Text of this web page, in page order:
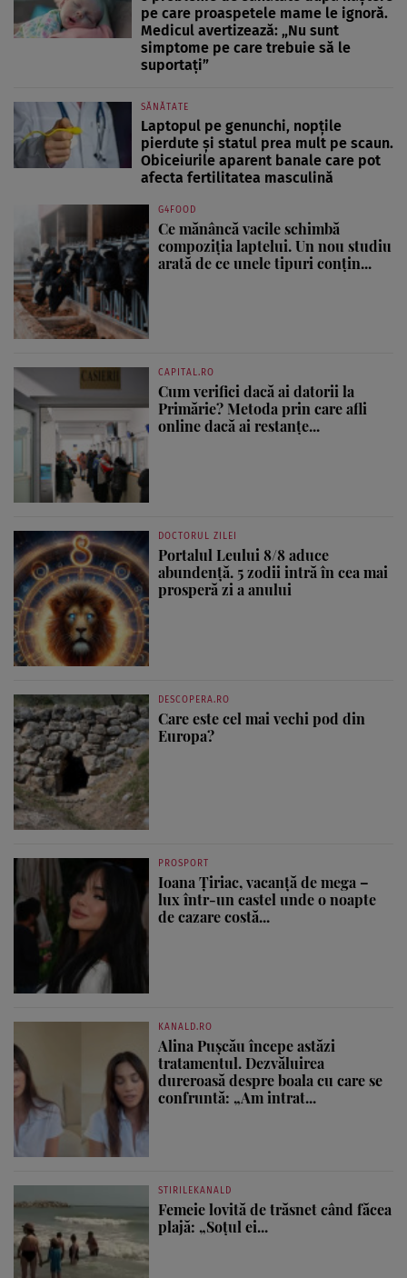
pe care proaspetele mame le ignoră.
Medicul avertizează: „Nu sunt
simptome pe care trebuie să le
suportați”
SĂNĂTATE
Laptopul pe genunchi, nopțile
pierdute și statul prea mult pe scaun.
Obiceiurile aparent banale care pot
afecta fertilitatea masculină
G4FOOD
Ce mănâncă vacile schimbă
compoziția laptelui. Un nou studiu
arată de ce unele tipuri conțin...
CAPITAL.RO
Cum verifici dacă ai datorii la
Primărie? Metoda prin care afli
online dacă ai restanțe...
DOCTORUL ZILEI
Portalul Leului 8/8 aduce
abundență. 5 zodii intră în cea mai
prosperă zi a anului
DESCOPERA.RO
Care este cel mai vechi pod din
Europa?
PROSPORT
Ioana Țiriac, vacanță de mega –
lux într-un castel unde o noapte
de cazare costă...
KANALD.RO
Alina Pușcău începe astăzi
tratamentul. Dezvăluirea
dureroasă despre boala cu care se
confruntă: „Am intrat...
STIRILEKANALD
Femeie lovită de trăsnet când făcea
plajă: „Soțul ei...